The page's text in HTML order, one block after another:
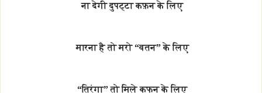
ना देगी दुपट्टा कफ़न के लिए
मारना है तो मरो “वतन” के लिए
“तिरंगा” तो मिले कफन के लिए